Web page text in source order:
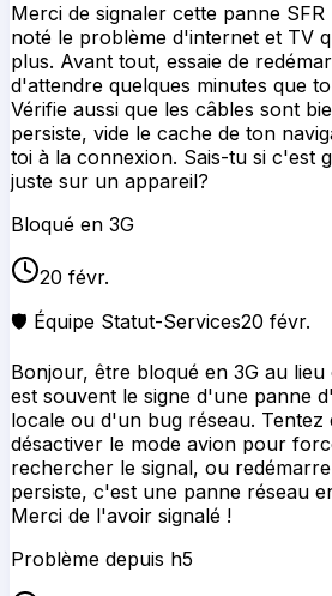
Merci de signaler cette panne
noté le problème d'internet et TV
plus. Avant tout, essaie de
d'attendre quelques minutes que
Vérifie aussi que les câbles sont
persiste, vide le cache de ton
toi à la connexion. Sais-tu si c'est
juste sur un appareil?
Bloqué en 3G
20 févr.
🛡️ Équipe Statut-Services20 févr.
Bonjour, être bloqué en 3G au
est souvent le signe d'une panne
locale ou d'un bug réseau. Tentez
désactiver le mode avion pour
rechercher le signal, ou
persiste, c'est une panne réseau
Merci de l'avoir signalé !
Problème depuis h5